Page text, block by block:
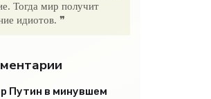
Тогда мир получит
идиотов. ❞
Путин в минувшем